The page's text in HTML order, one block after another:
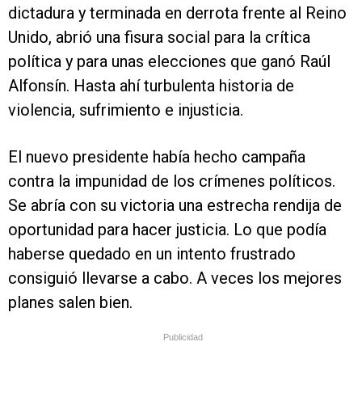
dictadura y terminada en derrota frente al Reino
Unido, abrió una fisura social para la crítica
política y para unas elecciones que ganó Raúl
Alfonsín. Hasta ahí turbulenta historia de
violencia, sufrimiento e injusticia.
El nuevo presidente había hecho campaña
contra la impunidad de los crímenes políticos.
Se abría con su victoria una estrecha rendija de
oportunidad para hacer justicia. Lo que podía
haberse quedado en un intento frustrado
consiguió llevarse a cabo. A veces los mejores
planes salen bien.
Publicidad